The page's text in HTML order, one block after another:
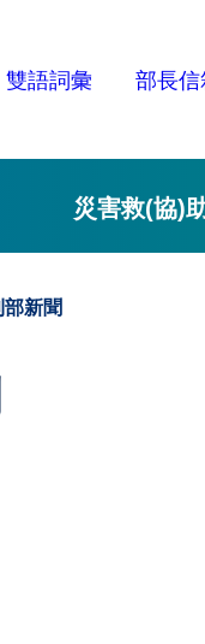
雙語詞彙 部長信
災害救(協)
新聞